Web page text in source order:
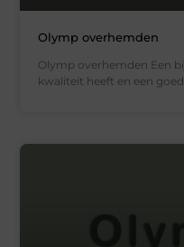
Olymp overhemden
Olymp overhemden Een
kwaliteit heeft en een